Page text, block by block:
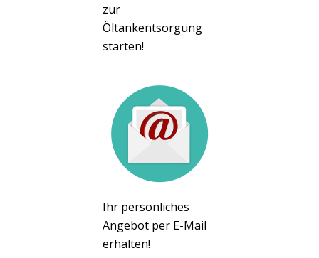
zur
Öltankentsorgung
starten!
Ihr persönliches
Angebot per E-Mail
erhalten!